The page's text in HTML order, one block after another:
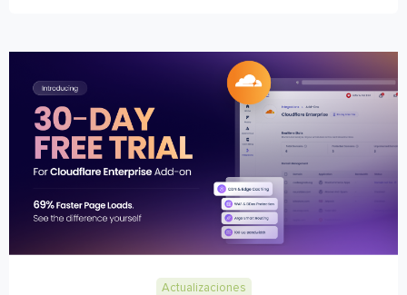
Actualizaciones